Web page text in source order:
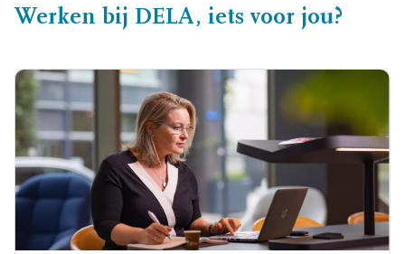
Werken bij DELA, iets voor jou?